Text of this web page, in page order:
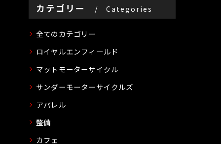
カテゴリー Categories
全てのカテゴリー
ロイヤルエンフィールド
マットモーターサイクル
サンダーモーターサイクルズ
アパレル
整備
カフェ